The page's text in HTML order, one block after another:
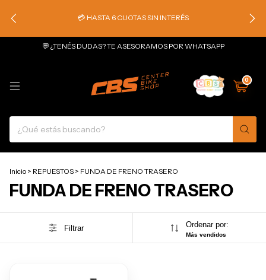
💳 HASTA 6 CUOTAS SIN INTERÉS
💬 ¿TENÉS DUDAS? TE ASESORAMOS POR WHATSAPP
0
Inicio > REPUESTOS > FUNDA DE FRENO TRASERO
FUNDA DE FRENO TRASERO
Filtrar Ordenar por:
Más vendidos